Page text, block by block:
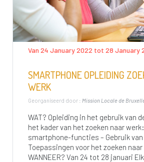
Van 24 January 2022 tot 28 January
SMARTPHONE OPLEIDING
WERK
Georganiseerd door : Mission Locale de
WAT? Opleiding in het gebruik van
het kader van het zoeken naar
smartphone-functies – Gebruik van
Toepassingen voor het zoeken
WANNEER? Van 24 tot 28 januari